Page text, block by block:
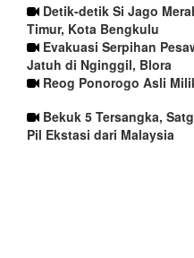
Detik-detik Si Jago
Timur, Kota Bengkulu
Evakuasi Serpihan
Jatuh di Nginggil, Blora
Reog Ponorogo Asli
Bekuk 5 Tersangka,
Pil Ekstasi dari Malaysia